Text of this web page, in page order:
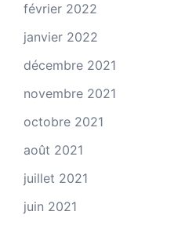
février 2022
janvier 2022
décembre 2021
novembre 2021
octobre 2021
août 2021
juillet 2021
juin 2021